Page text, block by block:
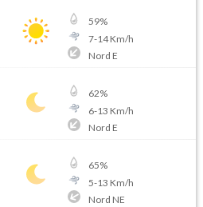
59%
7-14Km/h
Nord E
62%
6-13 Km/h
Nord E
65%
5-13 Km/h
Nord NE